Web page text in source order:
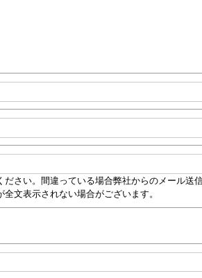
さい。間違っている場合弊社からのメール送
文表示されない場合がございます。